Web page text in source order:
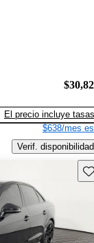
El precio incluye tasas
$638/mes
Verif. disponibilidad